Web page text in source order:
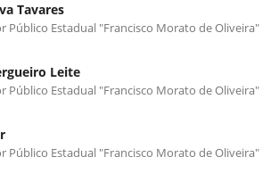
Tavares
Público Estadual "Francisco Morato de Oliveira"
Leite
Público Estadual "Francisco Morato de Oliveira"
Público Estadual "Francisco Morato de Oliveira"